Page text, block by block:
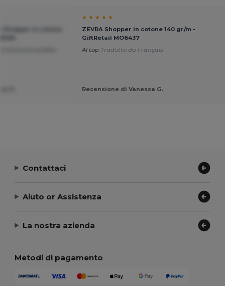
★ ★ ★ ★ ★
ZEVRA Shopper in cotone 140 gr/m -
GiftRetail MO6437
Al top Tradotto da Français
Recensione di Vanessa G.
Contattaci
Aiuto or Assistenza
La nostra azienda
Metodi di pagamento